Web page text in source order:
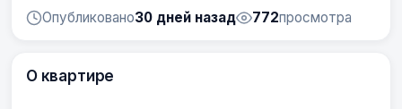
Опубликовано30 дней назад 772просмотра
О квартире